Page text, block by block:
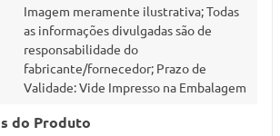
Imagem meramente ilustrativa; Todas
as informações divulgadas são de
responsabilidade do
fabricante/fornecedor; Prazo de
Validade: Vide Impresso na Embalagem
do Produto